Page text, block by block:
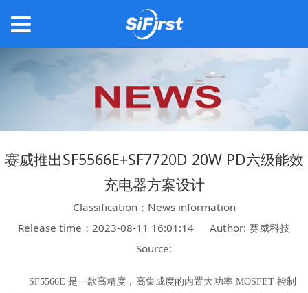
赛威推出SF5566E+SF7720D 20W PD六级能效
充电器方案设计
Classification：News information
Release time：2023-08-11 16:01:14
Author: 赛威科技
Source:
SF5566E 是一款高精度，高集成度的内置大功率 MOSFET 控制